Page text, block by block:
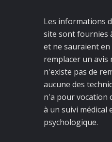
Les informations
site sont
et ne sauraient en
remplacer un avis
n'existe pas de
aucune des
n'a pour vocation
à un suivi médical
psychologique.